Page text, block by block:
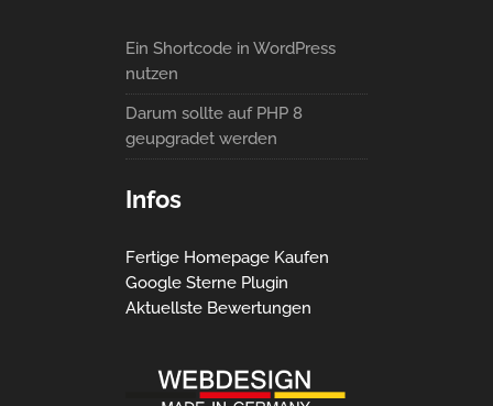
Ein Shortcode in WordPress
nutzen
Darum sollte auf PHP 8
geupgradet werden
Infos
Fertige Homepage Kaufen
Google Sterne Plugin
Aktuellste Bewertungen